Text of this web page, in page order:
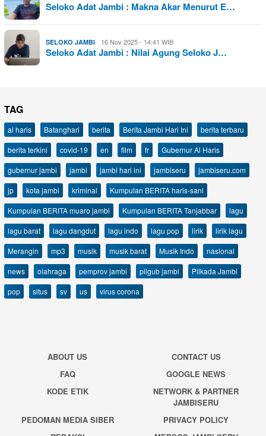
Seloko Adat Jambi : Makna Akar Menurut E…
SELOKO JAMBI 16 Nov 2025 - 14:41 WIB
Seloko Adat Jambi : Nilai Agung Seloko J…
TAG
al haris Batanghari berita Berita Jambi Hari Ini
berita terbaru
berita terkini
covid-19 en film fr
Gubernur Al Haris
gubernur jambi
jambi jambi hari ini jambiseru
jambiseru.com
jp
kota jambi kriminal
Kumpulan BERITA haris-sani
Kumpulan BERITA muaro jambi
Kumpulan BERITA Tanjabbar
lagu
lagu barat
lagu dangdut lagu indo lagu pop lirik
lirik lagu
Merangin
mp3 musik musik barat Musik Indo
nasional
news
olahraga pemprov jambi pilgub jambi
Pilkada Jambi
pop
situs sv us virus corona
ABOUT US
CONTACT US
FAQ
GOOGLE NEWS
KODE ETIK
NETWORK & PARTNER
JAMBISERU
PEDOMAN MEDIA SIBER
PRIVACY POLICY